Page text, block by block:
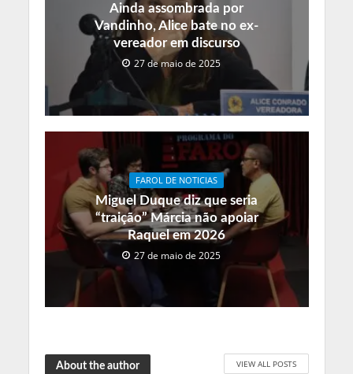
Ainda assombrada por
Vandinho, Alice bate no ex-
vereador em discurso
27 de maio de 2025
FAROL DE NOTICIAS
Miguel Duque diz que seria
“traição” Márcia não apoiar
Raquel em 2026
27 de maio de 2025
About the author VIEW ALL POSTS